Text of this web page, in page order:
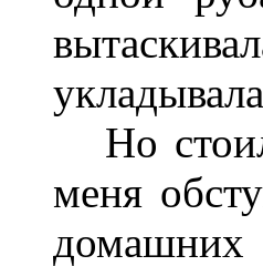
Но
меня